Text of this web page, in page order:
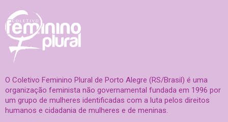
O Coletivo Feminino Plural de Porto Alegre (RS/Brasil) é uma
organização feminista não governamental fundada em 1996 por
um grupo de mulheres identificadas com a luta pelos direitos
humanos e cidadania de mulheres e de meninas.